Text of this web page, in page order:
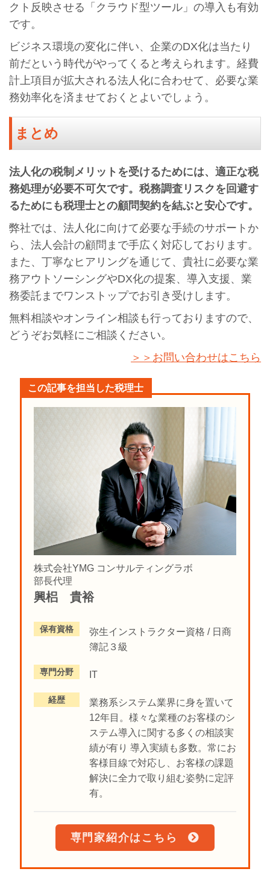
クト反映させる「クラウド型ツール」の導入も有効
です。
ビジネス環境の変化に伴い、企業のDX化は当たり
前だという時代がやってくると考えられます。経費
計上項目が拡大される法人化に合わせて、必要な業
務効率化を済ませておくとよいでしょう。
まとめ
法人化の税制メリットを受けるためには、適正な税
務処理が必要不可欠です。税務調査リスクを回避す
るためにも税理士との顧問契約を結ぶと安心です。
弊社では、法人化に向けて必要な手続のサポートか
ら、法人会計の顧問まで手広く対応しております。
また、丁寧なヒアリングを通じて、貴社に必要な業
務アウトソーシングやDX化の提案、導入支援、業
務委託までワンストップでお引き受けします。
無料相談やオンライン相談も行っておりますので、
どうぞお気軽にご相談ください。
＞＞お問い合わせはこちら
この記事を担当した税理士
株式会社YMG コンサルティングラボ
部長代理
興梠 貴裕
保有資格
弥生インストラクター資格 / 日商
簿記３級
専門分野 IT
経歴
業務系システム業界に身を置いて
12年目。様々な業種のお客様のシ
ステム導入に関する多くの相談実
績が有り 導入実績も多数。常にお
客様目線で対応し、お客様の課題
解決に全力で取り組む姿勢に定評
有。
専門家紹介はこちら